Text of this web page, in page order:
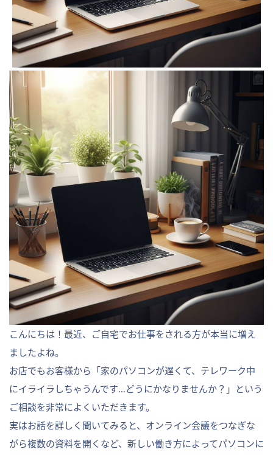
こんにちは！最近、ご自宅でお仕事をされる方が本当に増え
ましたよね。
お店でもお客様から「家のパソコンが遅くて、テレワーク中
にイライラしちゃうんです…どうにかなりませんか？」という
ご相談を非常によくいただきます。
実はお話を詳しく聞いてみると、オンライン会議をつなぎな
がら複数の資料を開くなど、新しい働き方によってパソコンに